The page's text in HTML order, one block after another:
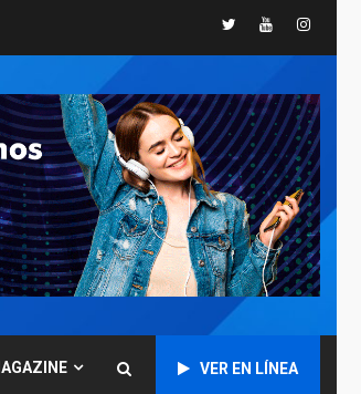
TwitterYoutube
VER EN LÍNEA
TITULARES
Instalan carpas
metálicas como
terminales
temporales en
Aeropuerto de
Maiquetía
LATINOAMÉRICA Y CARIBE
TITULARES
ÚLTIMA HORA
De la Espriella
asumirá Presidencia
en ceremonia atípica